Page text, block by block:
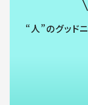
“人”のグッド